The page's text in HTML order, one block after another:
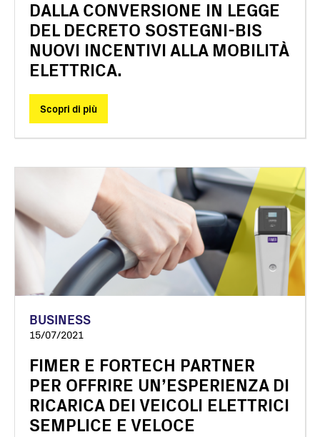
DALLA CONVERSIONE IN LEGGE
DEL DECRETO SOSTEGNI-BIS
NUOVI INCENTIVI ALLA MOBILITÀ
ELETTRICA.
Scopri di più
BUSINESS
15/07/2021
FIMER E FORTECH PARTNER
PER OFFRIRE UN’ESPERIENZA DI
RICARICA DEI VEICOLI ELETTRICI
SEMPLICE E VELOCE